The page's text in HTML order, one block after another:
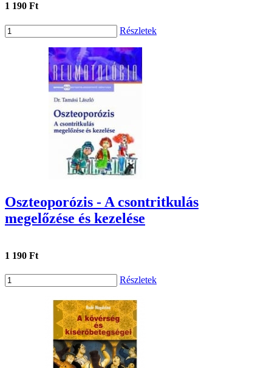
1 190 Ft
Részletek
Oszteoporózis - A csontritkulás
megelőzése és kezelése
1 190 Ft
Részletek